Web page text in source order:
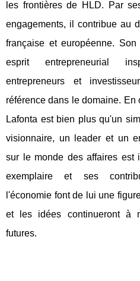
les frontières de HLD. Par
engagements, il contribue au
française et européenne.
esprit entrepreneurial
entrepreneurs et
référence dans le domaine. En
Lafonta est bien plus qu'un
visionnaire, un leader et un
sur le monde des affaires est
exemplaire et ses
l'économie font de lui une
et les idées continueront à
futures.